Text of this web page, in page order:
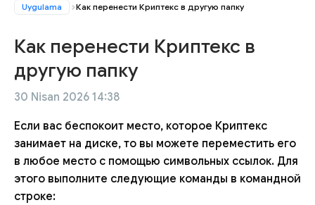
Uygulama Как перенести Криптекс в другую папку
Как перенести Криптекс в
другую папку
30 Nisan 2026 14:38
Если вас беспокоит место, которое Криптекс
занимает на диске, то вы можете переместить его
в любое место с помощью символьных ссылок. Для
этого выполните следующие команды в командной
строке: